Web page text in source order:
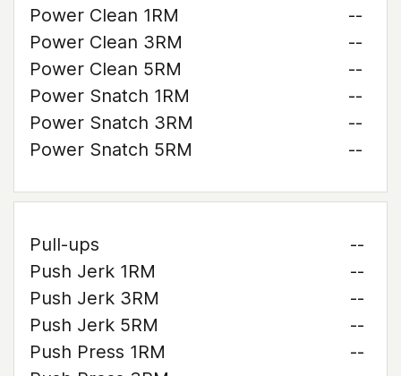
Power Clean 1RM
--
Power Clean 3RM
--
Power Clean 5RM
--
Power Snatch 1RM
--
Power Snatch 3RM
--
Power Snatch 5RM
--
Pull-ups
--
Push Jerk 1RM
--
Push Jerk 3RM
--
Push Jerk 5RM
--
Push Press 1RM
--